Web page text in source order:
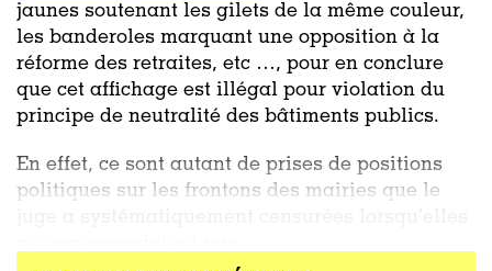
jaunes soutenant les gilets de la même couleur,
les banderoles marquant une opposition à la
réforme des retraites, etc …, pour en conclure
que cet affichage est illégal pour violation du
principe de neutralité des bâtiments publics.
En effet, ce sont autant de prises de positions
politiques sur les frontons des mairies que le